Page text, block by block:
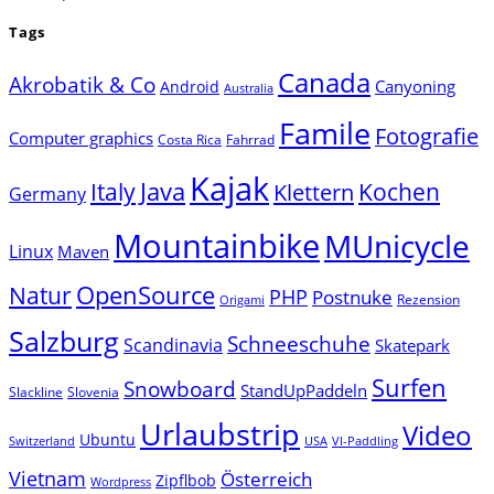
Tags
Akrobatik & Co Android Australia Canada Canyoning
Computer graphics Costa Rica Fahrrad Famile Fotografie
Germany Italy Java Kajak Klettern Kochen
Linux Maven MountainbikeMUnicycle
NaturOpenSource Origami PHP Postnuke Rezension
SalzburgScandinavia Schneeschuhe Skatepark
Slackline Slovenia Snowboard StandUpPaddeln Surfen
Switzerland Ubuntu Urlaubstrip USA VI-Paddling Video
Vietnam Wordpress Zipflbob Österreich